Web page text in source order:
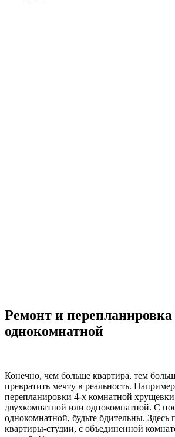
Ремонт и перепланировка
однокомнатной
Конечно, чем больше квартира, тем
превратить мечту в реальность.
перепланировки 4-х комнатной хрущевки
двухкомнатной или однокомнатной. С
однокомнатной, будьте бдительны. Здесь
квартиры-студии, с объединенной